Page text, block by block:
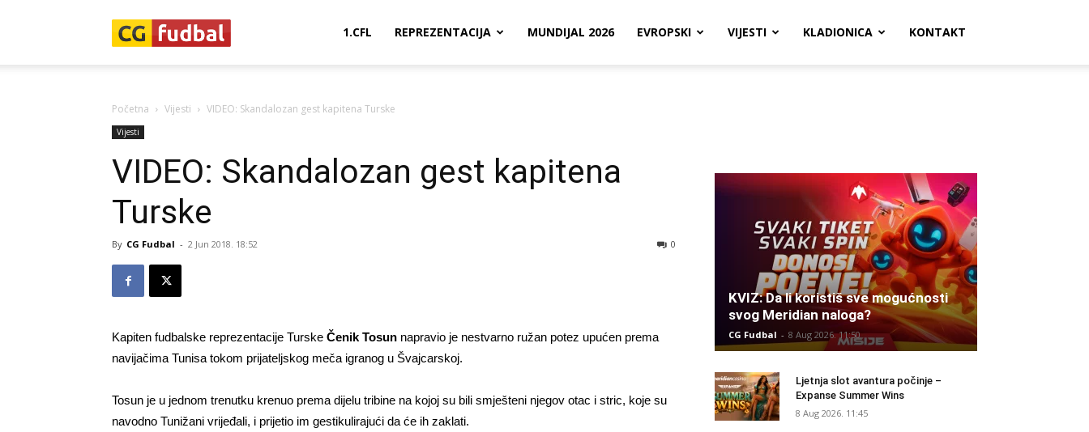
1.CFL REPREZENTACIJA MUNDIJAL 2026 EVROPSKI VIJESTI KLADIONICA KONTAKT
Početna Vijesti VIDEO: Skandalozan gest kapitena Turske
Vijesti
VIDEO: Skandalozan gest kapitena
Turske
By CG Fudbal - 2 Jun 2018. 18:52 0
Kapiten fudbalske reprezentacije Turske Čenik Tosun napravio je nestvarno ružan potez upućen prema
navijačima Tunisa tokom prijateljskog meča igranog u Švajcarskoj.
Tosun je u jednom trenutku krenuo prema dijelu tribine na kojoj su bili smješteni njegov otac i stric, koje su
navodno Tunižani vrijeđali, i prijetio im gestikulirajući da će ih zaklati.
KVIZ: Da li koristiš sve mogućnosti
svog Meridian naloga?
CG Fudbal - 8 Aug 2026. 11:50
Ljetnja slot avantura počinje –
Expanse Summer Wins
8 Aug 2026. 11:45